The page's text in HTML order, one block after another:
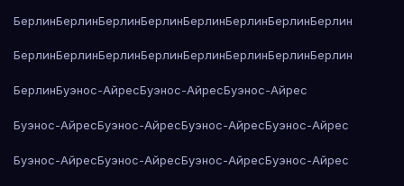
БерлинБерлинБерлинБерлинБерлинБерлинБерлинБерлин
БерлинБерлинБерлинБерлинБерлинБерлинБерлинБерлин
БерлинБуэнос-АйресБуэнос-АйресБуэнос-Айрес
Буэнос-АйресБуэнос-АйресБуэнос-АйресБуэнос-Айрес
Буэнос-АйресБуэнос-АйресБуэнос-АйресБуэнос-Айрес